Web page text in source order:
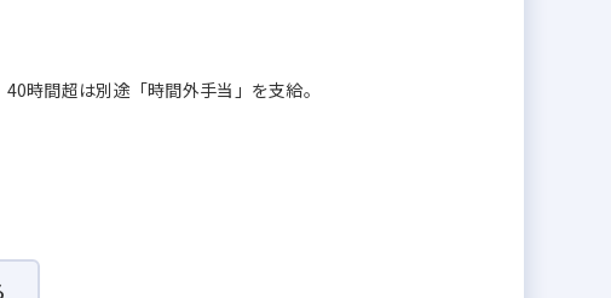
時間超は別途「時間外手当」を支給。